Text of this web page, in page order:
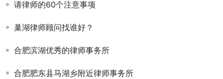
请律师的60个注意事项
巢湖律师顾问找谁好？
合肥滨湖优秀的律师事务所
合肥肥东县马湖乡附近律师事务所